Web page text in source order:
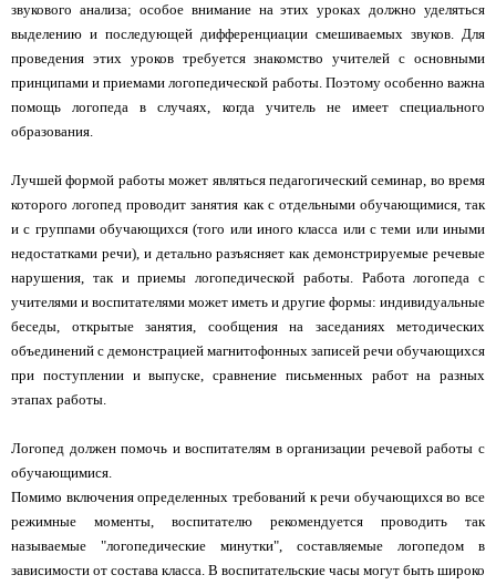
звукового анализа; особое внимание на этих уроках должно уделяться
выделению и последующей дифференциации смешиваемых звуков. Для
проведения этих уроков требуется знакомство учителей с основными
принципами и приемами логопедической работы. Поэтому особенно важна
помощь логопеда в случаях, когда учитель не имеет специального
образования.
Лучшей формой работы может являться педагогический семинар, во время
которого логопед проводит занятия как с отдельными обучающимися, так
и с группами обучающихся (того или иного класса или с теми или иными
недостатками речи), и детально разъясняет как демонстрируемые речевые
нарушения, так и приемы логопедической работы. Работа логопеда с
учителями и воспитателями может иметь и другие формы: индивидуальные
беседы, открытые занятия, сообщения на заседаниях методических
объединений с демонстрацией магнитофонных записей речи обучающихся
при поступлении и выпуске, сравнение письменных работ на разных
этапах работы.
Логопед должен помочь и воспитателям в организации речевой работы с
обучающимися.
Помимо включения определенных требований к речи обучающихся во все
режимные моменты, воспитателю рекомендуется проводить так
называемые "логопедические минутки", составляемые логопедом в
зависимости от состава класса. В воспитательские часы могут быть широко